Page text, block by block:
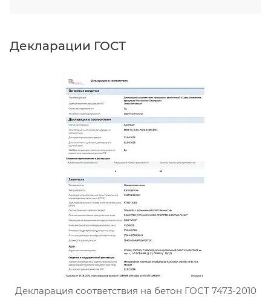
Декларации ГОСТ
Сертификат соответствия
Декларация соответствия на бетон ГОСТ 7473-2010